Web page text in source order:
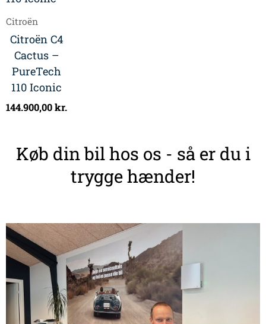
Citroën
Citroën C4
Cactus –
PureTech
110 Iconic
144.900,00kr.
Køb din bil hos os - så er du i
trygge hænder!